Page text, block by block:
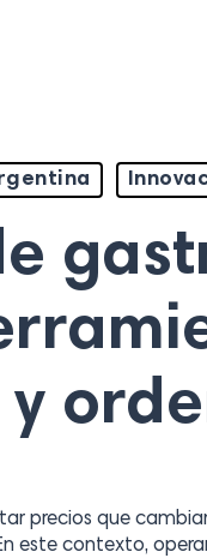
precios que
contexto,